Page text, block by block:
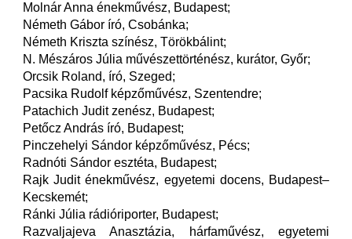
Molnár Anna énekművész, Budapest;
Németh Gábor író, Csobánka;
Németh Kriszta színész, Törökbálint;
N. Mészáros Júlia művészettörténész, kurátor, Győr;
Orcsik Roland, író, Szeged;
Pacsika Rudolf képzőművész, Szentendre;
Patachich Judit zenész, Budapest;
Petőcz András író, Budapest;
Pinczehelyi Sándor képzőművész, Pécs;
Radnóti Sándor esztéta, Budapest;
Rajk Judit énekművész, egyetemi docens, Budapest–
Kecskemét;
Ránki Júlia rádióriporter, Budapest;
Razvaljajeva Anasztázia, hárfaművész, egyetemi